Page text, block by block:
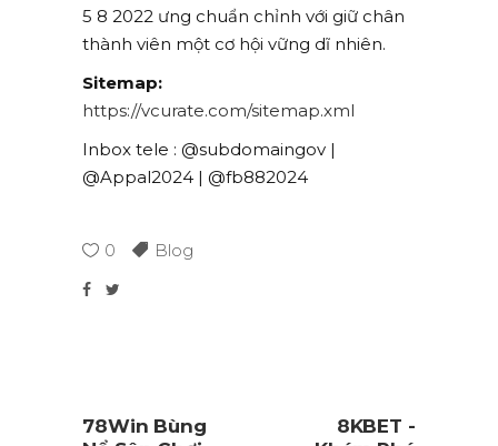
5 8 2022 ưng chuẩn chỉnh với giữ chân
thành viên một cơ hội vững dĩ nhiên.
Sitemap:
https://vcurate.com/sitemap.xml
Inbox tele : @subdomaingov |
@Appal2024 | @fb882024
0 Blog
78Win Bùng
8KBET -